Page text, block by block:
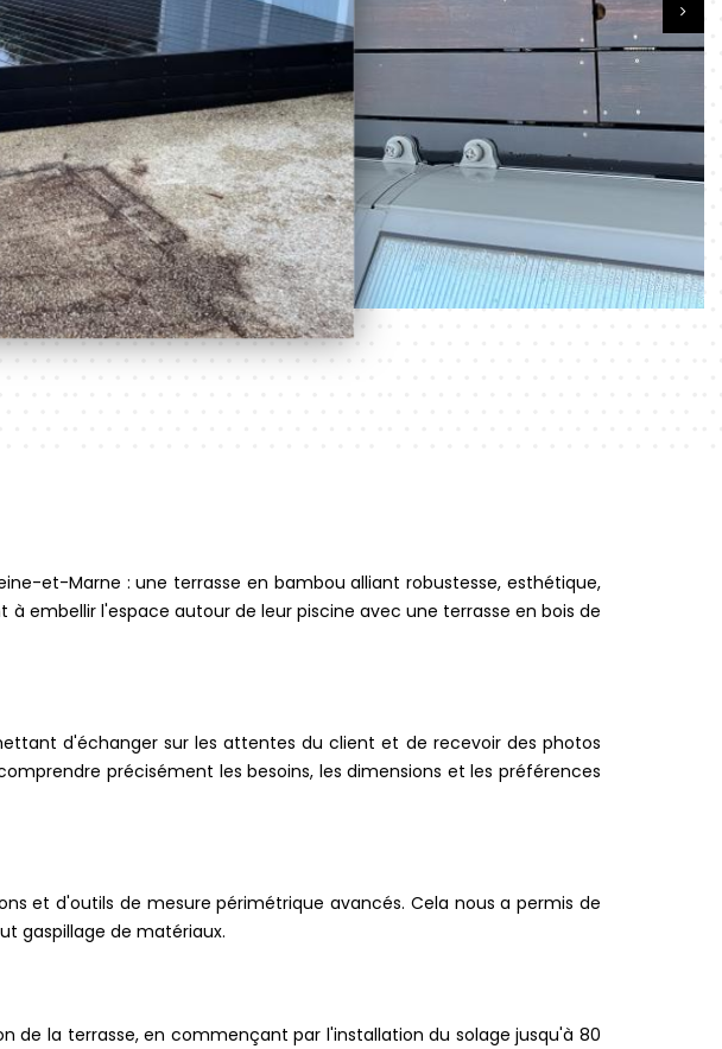
et-Marne : une terrasse en bambou alliant robustesse, esthétique,
embellir l'espace autour de leur piscine avec une terrasse en bois de
d'échanger sur les attentes du client et de recevoir des photos
précisément les besoins, les dimensions et les préférences
et d'outils de mesure périmétrique avancés. Cela nous a permis de
gaspillage de matériaux.
de la terrasse, en commençant par l'installation du solage jusqu'à 80